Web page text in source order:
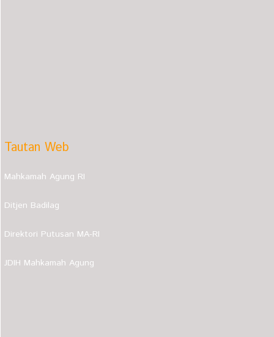
Tautan Web
Mahkamah Agung RI
Ditjen Badilag
Direktori Putusan MA-RI
JDIH Mahkamah Agung